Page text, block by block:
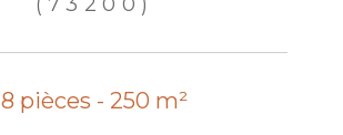
8 pièces - 250 m²